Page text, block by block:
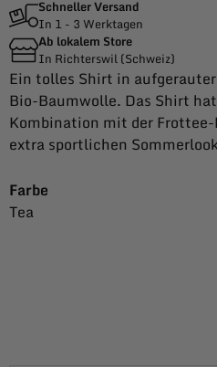
Schneller Versand
In 1 - 3 Werktagen
Ab lokalem Store
In Richterswil (Schweiz)
Ein tolles Shirt in
Bio-Baumwolle. Das Shirt
Kombination mit der Frottee-
extra sportlichen
Farbe
Tea